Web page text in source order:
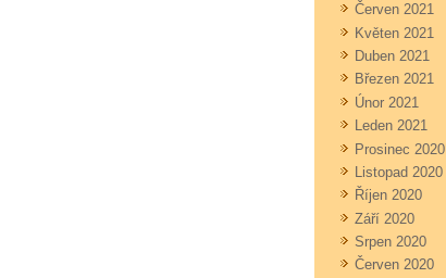
Červen 2021
Květen 2021
Duben 2021
Březen 2021
Únor 2021
Leden 2021
Prosinec 2020
Listopad 2020
Říjen 2020
Září 2020
Srpen 2020
Červen 2020